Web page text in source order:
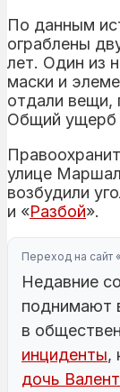
По данным
ограблены
лет. Один из
маски и
отдали вещи,
Общий ущерб
улице
возбудили
и «Разбой».
Переход на сайт
Недавние
поднимают
в
инциденты,
дочь